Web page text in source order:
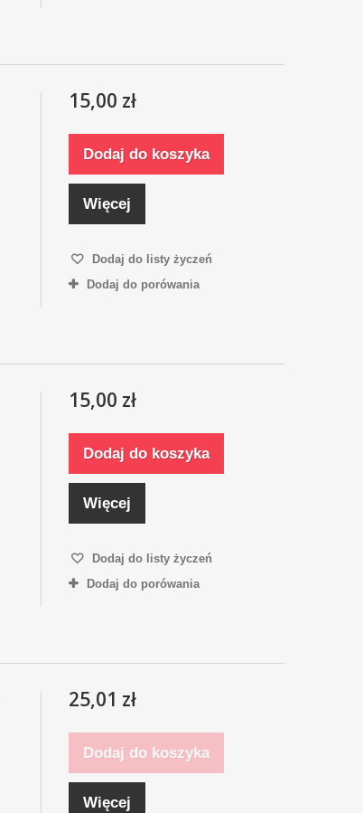
15,00 zł
Dodaj do koszyka
Więcej
Dodaj do listy życzeń
Dodaj do porówania
15,00 zł
Dodaj do koszyka
Więcej
Dodaj do listy życzeń
Dodaj do porówania
25,01 zł
Dodaj do koszyka
Więcej